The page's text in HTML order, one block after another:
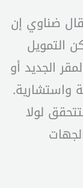
ضناوي إن
التمويل
الجديد أو
واستشارية.
لولا